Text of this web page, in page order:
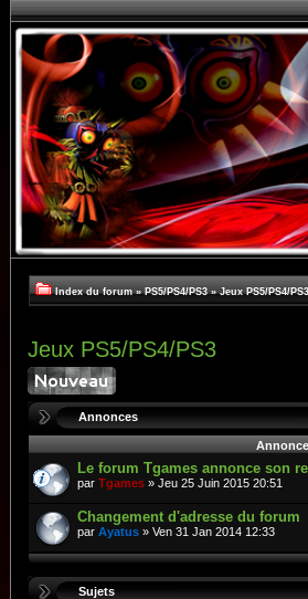
Index du forum » PS5/PS4/PS3 » Jeux PS5/PS4/PS3
Jeux PS5/PS4/PS3
Annonces
Le forum Tgames annonce son
par Tgames » Jeu 25 Juin 2015 20:51
Changement d'adresse du forum
par Ayatus » Ven 31 Jan 2014 12:33
Sujets